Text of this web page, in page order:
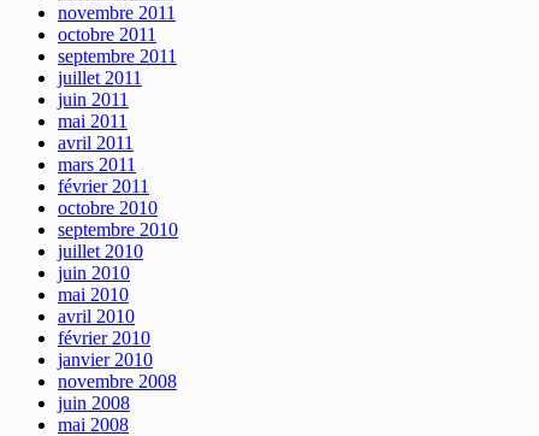
novembre 2011
octobre 2011
septembre 2011
juillet 2011
juin 2011
mai 2011
avril 2011
mars 2011
février 2011
octobre 2010
septembre 2010
juillet 2010
juin 2010
mai 2010
avril 2010
février 2010
janvier 2010
novembre 2008
juin 2008
mai 2008